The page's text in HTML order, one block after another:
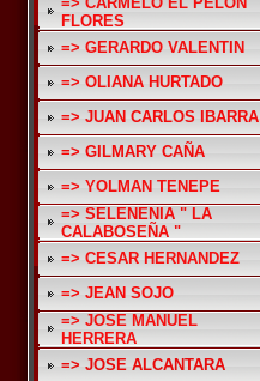
FLORES
=> GERARDO VALENTIN
=> OLIANA HURTADO
=> JUAN CARLOS IBARRA
=> GILMARY CAÑA
=> YOLMAN TENEPE
=> SELENENIA " LA
CALABOSEÑA "
=> CESAR HERNANDEZ
=> JEAN SOJO
=> JOSE MANUEL
HERRERA
=> JOSE ALCANTARA